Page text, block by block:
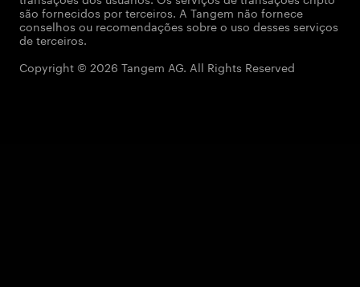
são fornecidos por terceiros. A Tangem não fornece
conselhos ou recomendações sobre o uso desses serviços
de terceiros.